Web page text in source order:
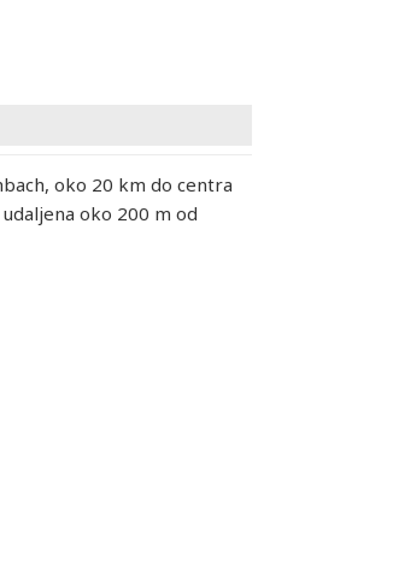
oko 20 km do centra
oko 200 m od